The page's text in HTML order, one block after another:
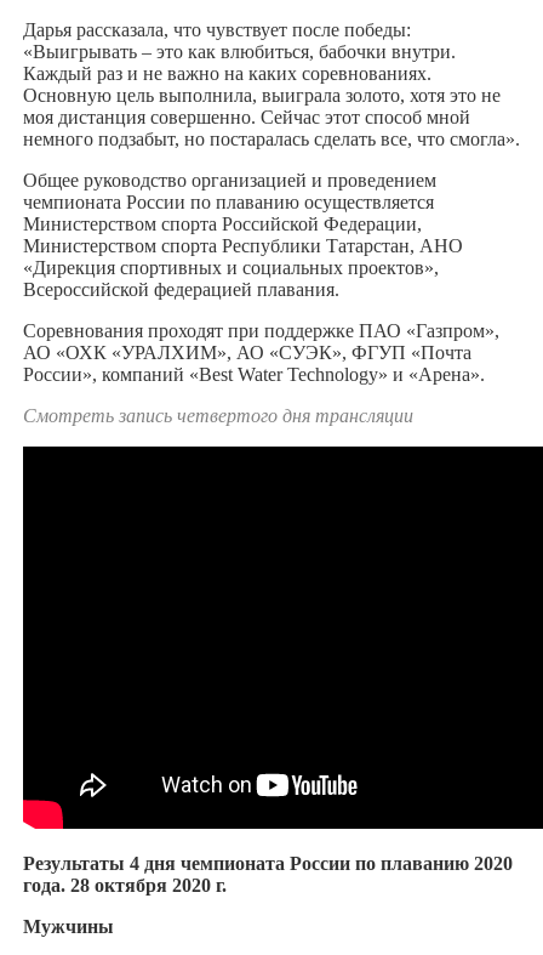
Дарья рассказала, что чувствует после победы:
«Выигрывать – это как влюбиться, бабочки внутри.
Каждый раз и не важно на каких соревнованиях.
Основную цель выполнила, выиграла золото, хотя это не
моя дистанция совершенно. Сейчас этот способ мной
немного подзабыт, но постаралась сделать все, что смогла».
Общее руководство организацией и проведением
чемпионата России по плаванию осуществляется
Министерством спорта Российской Федерации,
Министерством спорта Республики Татарстан, АНО
«Дирекция спортивных и социальных проектов»,
Всероссийской федерацией плавания.
Соревнования проходят при поддержке ПАО «Газпром»,
АО «ОХК «УРАЛХИМ», АО «СУЭК», ФГУП «Почта
России», компаний «Best Water Technology» и «Арена».
Смотреть запись четвертого дня трансляции
Результаты 4 дня чемпионата России по плаванию 2020
года. 28 октября 2020 г.
Мужчины